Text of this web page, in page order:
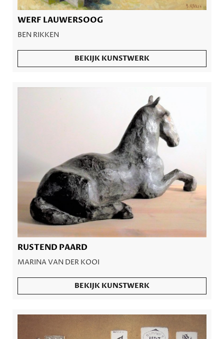
WERF LAUWERSOOG
BEN RIKKEN
BEKIJK KUNSTWERK
RUSTEND PAARD
MARINA VAN DER KOOI
BEKIJK KUNSTWERK